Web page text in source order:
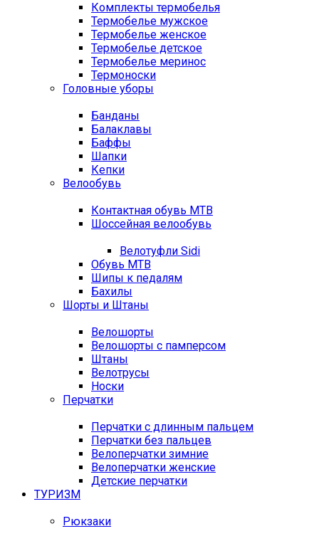
Комплекты термобелья
Термобелье мужское
Термобелье женское
Термобелье детское
Термобелье меринос
Термоноски
Головные уборы
Банданы
Балаклавы
Баффы
Шапки
Кепки
Велообувь
Контактная обувь MTB
Шоссейная велообувь
Велотуфли Sidi
Обувь MTB
Шипы к педалям
Бахилы
Шорты и Штаны
Велошорты
Велошорты с памперсом
Штаны
Велотрусы
Носки
Перчатки
Перчатки с длинным пальцем
Перчатки без пальцев
Велоперчатки зимние
Велоперчатки женские
Детские перчатки
ТУРИЗМ
Рюкзаки